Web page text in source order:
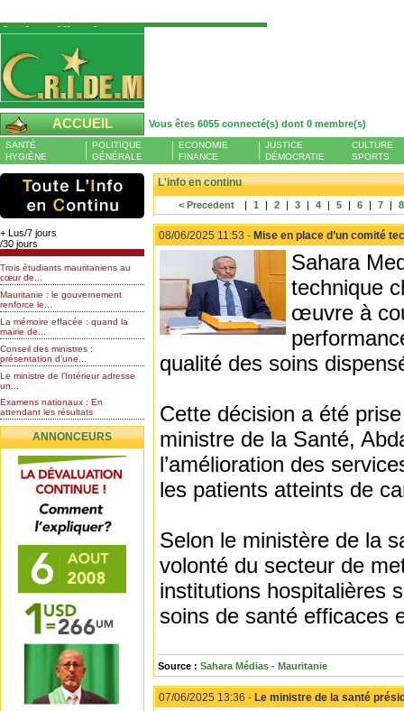
Authentification
Pour S'authentifier veuillez fournir votre
Pseudo et Mot de passer et cliquez sur : Se
connecter
Pseudo
Mot de passe
ACCUEIL Vous êtes 6055 connecté(s) dont 0 membre(s)
Liste des membres en ligne (0)
SANTÉ
HYGIÈNE
POLITIQUE
GÉNÉRALE
ECONOMIE
FINANCE
JUSTICE
DÉMOCRATIE
CULTURE
SPORTS
+ Lus/7 jours
/30 jours
Trois étudiants mauritaniens au
cœur de...
Mauritanie : le gouvernement
renforce le...
La mémoire effacée : quand la
mairie de...
Conseil des ministres :
présentation d’une...
Le ministre de l’Intérieur adresse
un...
Examens nationaux : En
attendant les résultats
Nomination de l’Honorable Diye
Ba au poste de...
Mauritanie : les résultats du
baccalauréat 2026...
Mauritanie : Les 10 premiers au
BEPC 2026
Un syndicat de l’enseignement
rejette la...
ANNONCEURS
L'info en continu
< Precedent | 1 | 2 | 3 | 4 | 5 | 6 | 7 | 8
08/06/2025 11:53 - Mise en place d’un comité
Sahara
technique
œuvre à
qualité des soins
Cette décision a été
ministre de la Santé,
l’amélioration des
les patients atteints de
Selon le ministère de la
volonté du secteur de
institutions hospitalières
soins de santé efficaces
Source : Sahara Médias - Mauritanie
07/06/2025 13:36 - Le ministre de la santé